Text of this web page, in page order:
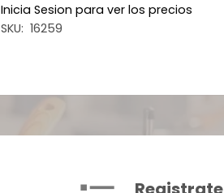
Inicia Sesion para ver los precios
SKU: 16259